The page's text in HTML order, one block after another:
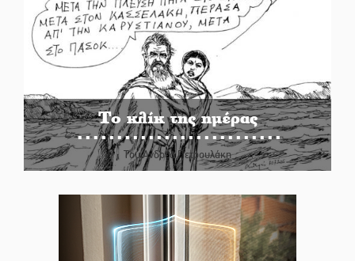
Το κλίκ της ημέρας
Του Ανδρέα Πετρουλάκη